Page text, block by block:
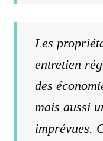
Les
entretien
des
mais aussi
imprévues.